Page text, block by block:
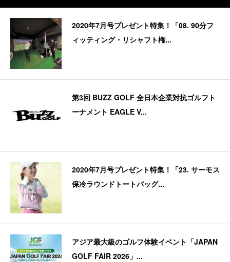
2020年7月号プレゼント特集！「08. 90分フ
ィッティング・リシャフト権...
第3回 BUZZ GOLF 全日本企業対抗ゴルフト
ーナメント EAGLE V...
2020年7月号プレゼント特集！「23. サーモス
保冷ラウンドトートバッグ...
アジア最大級のゴルフ体験イベント「JAPAN
GOLF FAIR 2026」...